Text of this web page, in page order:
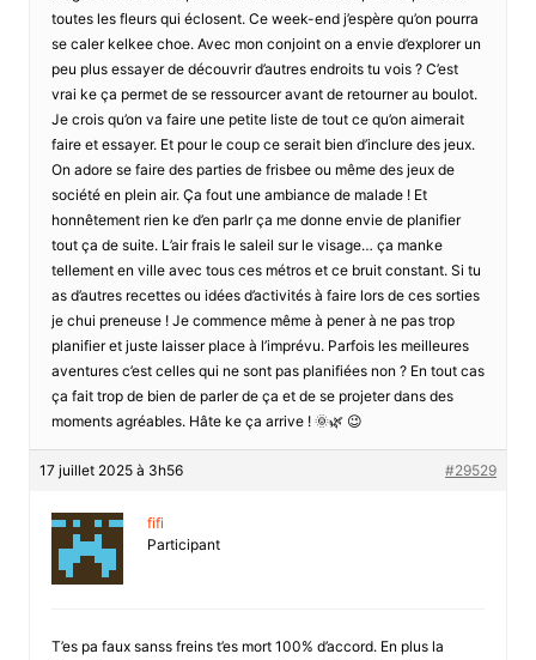
toutes les fleurs qui éclosent. Ce week-end j’espère qu’on pourra
se caler kelkee choe. Avec mon conjoint on a envie d’explorer un
peu plus essayer de découvrir d’autres endroits tu vois ? C’est
vrai ke ça permet de se ressourcer avant de retourner au boulot.
Je crois qu’on va faire une petite liste de tout ce qu’on aimerait
faire et essayer. Et pour le coup ce serait bien d’inclure des jeux.
On adore se faire des parties de frisbee ou même des jeux de
société en plein air. Ça fout une ambiance de malade ! Et
honnêtement rien ke d’en parlr ça me donne envie de planifier
tout ça de suite. L’air frais le saleil sur le visage… ça manke
tellement en ville avec tous ces métros et ce bruit constant. Si tu
as d’autres recettes ou idées d’activités à faire lors de ces sorties
je chui preneuse ! Je commence même à pener à ne pas trop
planifier et juste laisser place à l’imprévu. Parfois les meilleures
aventures c’est celles qui ne sont pas planifiées non ? En tout cas
ça fait trop de bien de parler de ça et de se projeter dans des
moments agréables. Hâte ke ça arrive ! 🌞🌿 😉
17 juillet 2025 à 3h56 #29529
fifi
Participant
T’es pa faux sanss freins t’es mort 100% d’accord. En plus la